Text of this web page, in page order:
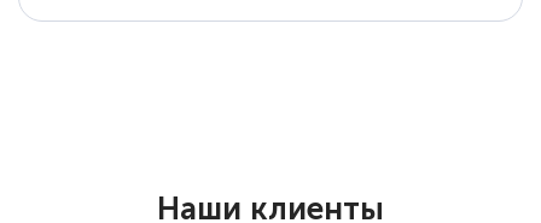
Наши клиенты